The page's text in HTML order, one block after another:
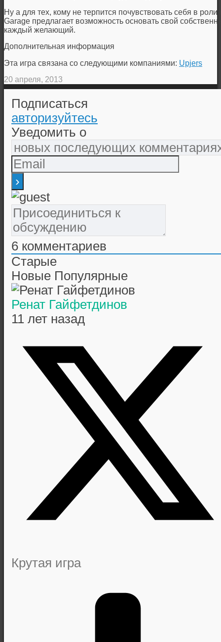
Ну а для тех, кому не терпится почувствовать себя в
Garage предлагает возможность основать свой
каждый желающий.
Дополнительная информация
Эта игра связана со следующими компаниями: Upjers
20 апреля, 2013
Подписаться
авторизуйтесь
Уведомить о
6 комментариев
Старые
Новые Популярные
Ренат Гайфетдинов
11 лет назад
Крутая игра